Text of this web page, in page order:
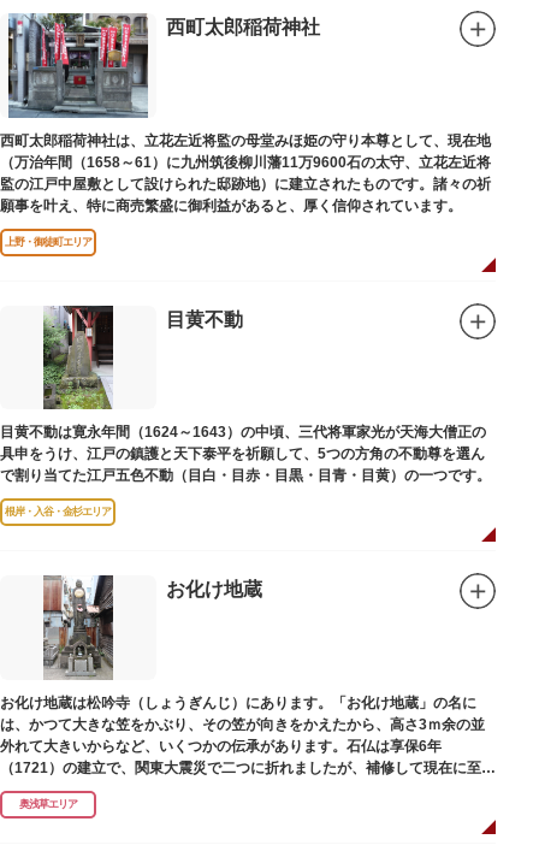
西町太郎稲荷神社
西町太郎稲荷神社は、立花左近将監の母堂みほ姫の守り本尊として、現在地
（万治年間（1658～61）に九州筑後柳川藩11万9600石の太守、立花左近将
監の江戸中屋敷として設けられた邸跡地）に建立されたものです。諸々の祈
願事を叶え、特に商売繁盛に御利益があると、厚く信仰されています。
上野・御徒町エリア
目黄不動
目黄不動は寛永年間（1624～1643）の中頃、三代将軍家光が天海大僧正の
具申をうけ、江戸の鎮護と天下泰平を祈願して、5つの方角の不動尊を選ん
で割り当てた江戸五色不動（目白・目赤・目黒・目青・目黄）の一つです。
根岸・入谷・金杉エリア
お化け地蔵
お化け地蔵は松吟寺（しょうぎんじ）にあります。「お化け地蔵」の名に
は、かつて大きな笠をかぶり、その笠が向きをかえたから、高さ3ｍ余の並
外れて大きいからなど、いくつかの伝承があります。石仏は享保6年
（1721）の建立で、関東大震災で二つに折れましたが、補修して現在に至っ
ています。常夜灯は、寛政2年（1790）に建てられました。
奥浅草エリア